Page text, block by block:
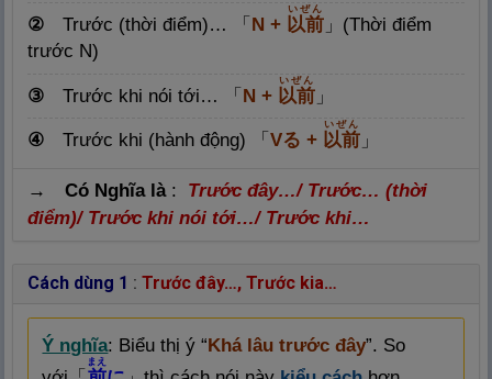
Nghĩa: Trước, trước đây, trước
② Trước (thời điểm)… 「 N + 以前
khi
いぜん
」(Thời điểm
trước N)
③ Trước khi nói tới… 「 N + 以前
Nghĩa: Trước, trước đây, trước
いぜん
」
④ Trước khi (hành động) 「 Vる + 以前
Nghĩa: Trước, trước đây, trước
khi
いぜん
」
→ Có Nghĩa là: Trước đây…/ Trước… (thời
điểm)/ Trước khi nói tới…/ Trước khi…
Cách dùng 1 : Trước đây…, Trước kia…
Ý nghĩa: Biểu thị ý “Khá lâu trước đây”. So
まえ